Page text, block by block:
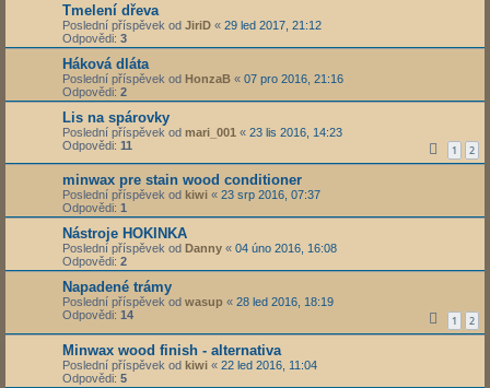
Tmelení dřeva
Poslední příspěvek od JiriD « 29 led 2017, 21:12
Odpovědi: 3
Háková dláta
Poslední příspěvek od HonzaB « 07 pro 2016, 21:16
Odpovědi: 2
Lis na spárovky
Poslední příspěvek od mari_001 « 23 lis 2016, 14:23
Odpovědi: 11 1 2
minwax pre stain wood conditioner
Poslední příspěvek od kiwi « 23 srp 2016, 07:37
Odpovědi: 1
Nástroje HOKINKA
Poslední příspěvek od Danny « 04 úno 2016, 16:08
Odpovědi: 2
Napadené trámy
Poslední příspěvek od wasup « 28 led 2016, 18:19
Odpovědi: 14 1 2
Minwax wood finish - alternativa
Poslední příspěvek od kiwi « 22 led 2016, 11:04
Odpovědi: 5